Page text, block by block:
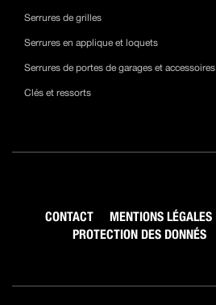
Serrures de grilles
Serrures en applique et loquets
Serrures de portes de garages et accessoires
Clés et ressorts
CONTACT MENTIONS LÉGALES
PROTECTION DES DONNÉS